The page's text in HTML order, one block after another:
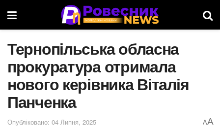
Тернопільська обласна
прокуратура отримала
нового керівника Віталія
Панченка
Опубліковано: 04 Липня, 2025 AA